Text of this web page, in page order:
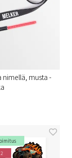
nimellä, musta -